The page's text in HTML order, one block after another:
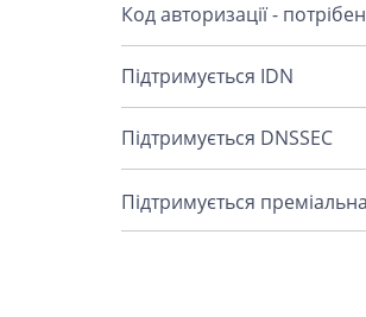
Код авторизації -
Підтримується IDN
Підтримується DNSSEC
Підтримується